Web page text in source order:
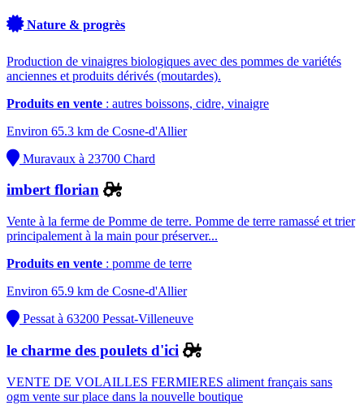
Nature & progrès
Production de vinaigres biologiques avec des pommes de variétés
anciennes et produits dérivés (moutardes).
Produits en vente : autres boissons, cidre, vinaigre
Environ 65.3 km de Cosne-d'Allier
Muravaux à 23700 Chard
imbert florian
Vente à la ferme de Pomme de terre. Pomme de terre ramassé et trier
principalement à la main pour préserver...
Produits en vente : pomme de terre
Environ 65.9 km de Cosne-d'Allier
Pessat à 63200 Pessat-Villeneuve
le charme des poulets d'ici
VENTE DE VOLAILLES FERMIERES aliment français sans
ogm vente sur place dans la nouvelle boutique